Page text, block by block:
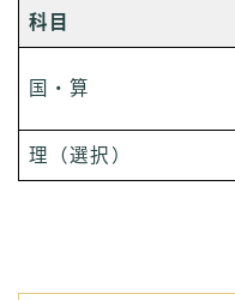
科目
国・算
理（選択）